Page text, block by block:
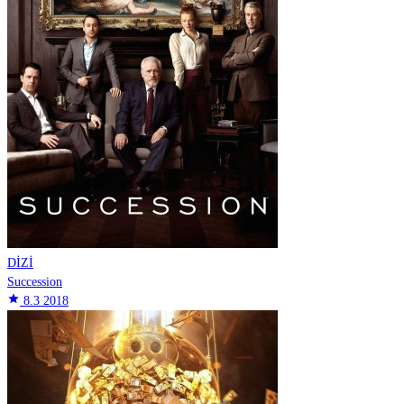
DİZİ
Succession
star 8.3 2018